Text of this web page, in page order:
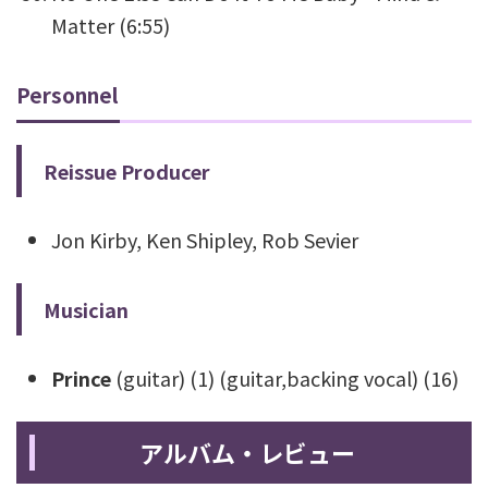
Matter(6:55)
Personnel
Reissue Producer
Jon Kirby, Ken Shipley, Rob Sevier
Musician
Prince (guitar) (1) (guitar,backing vocal) (16)
アルバム・レビュー